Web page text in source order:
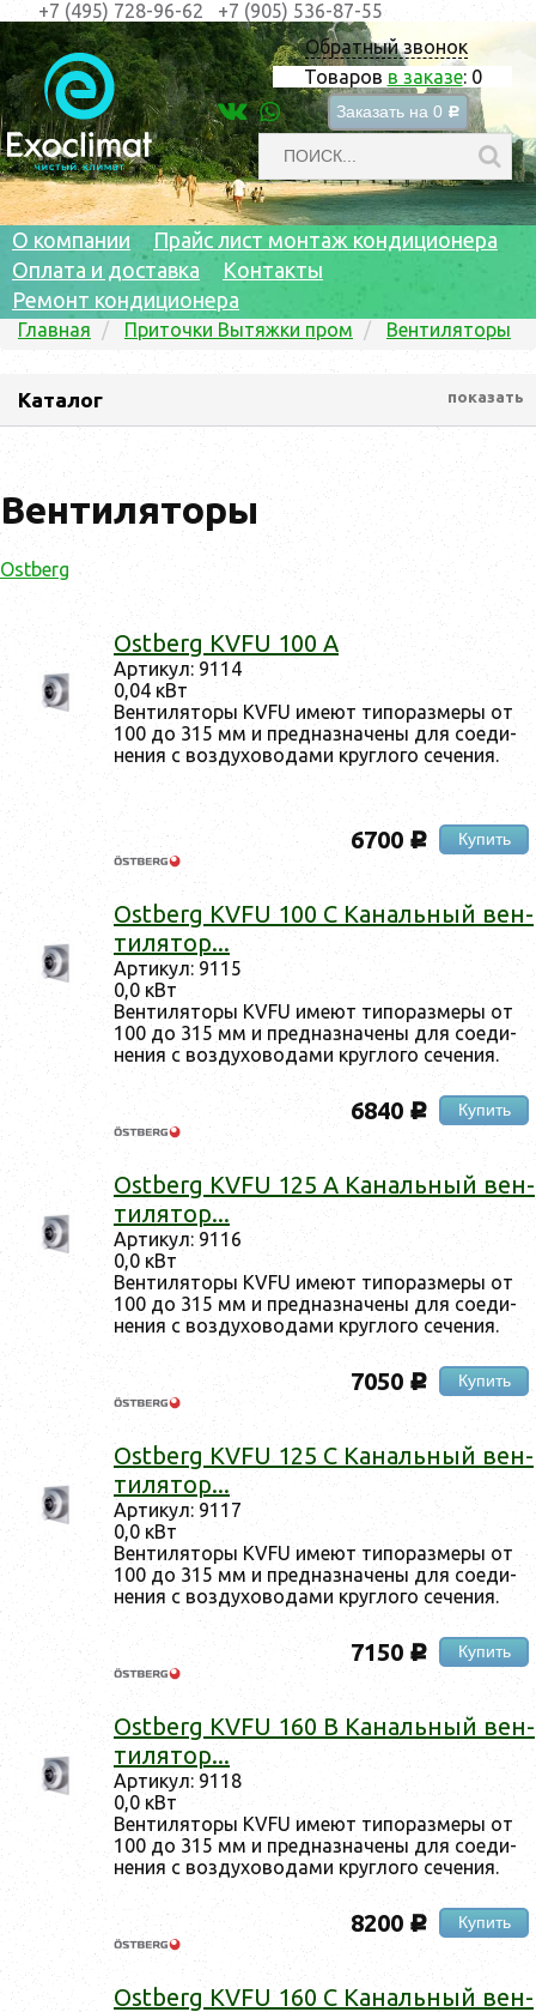
Обратный звонок
Товаров в заказе: 0
Заказать на 0 c
+7 (495) 728-96-62 +7 (905) 536-87-55
О компании
Прайс лист монтаж кондиционера
Оплата и доставка
Контакты
Ремонт кондиционера
Главная Приточки Вытяжки пром Вентиляторы
Каталог показать
Вентиляторы
Ostberg
Ostberg KVFU 100 A
Ар­ти­кул: 9114
0,04 кВт
Вен­ти­лято­ры KVFU име­ют ти­пораз­ме­ры от
100 до 315 мм и пред­назна­чены для со­еди­
нения с воз­ду­хово­дами круг­ло­го се­чения.
6700 c Купить
Ostberg KVFU 100 C Ка­наль­ный вен­
ти­лятор...
Ар­ти­кул: 9115
0,0 кВт
Вен­ти­ля­то­ры KVFU име­ют ти­по­раз­ме­ры от
100 до 315 мм и пред­наз­на­че­ны для со­еди­
не­ния с воз­ду­хо­во­да­ми круг­ло­го се­че­ния.
6840 c Купить
Ostberg KVFU 125 A Ка­наль­ный вен­
ти­лятор...
Ар­ти­кул: 9116
0,0 кВт
Вен­ти­ля­то­ры KVFU име­ют ти­по­раз­ме­ры от
100 до 315 мм и пред­наз­на­че­ны для со­еди­
не­ния с воз­ду­хо­во­да­ми круг­ло­го се­че­ния.
7050 c Купить
Ostberg KVFU 125 C Ка­наль­ный вен­
ти­лятор...
Ар­ти­кул: 9117
0,0 кВт
Вен­ти­ля­то­ры KVFU име­ют ти­по­раз­ме­ры от
100 до 315 мм и пред­наз­на­че­ны для со­еди­
не­ния с воз­ду­хо­во­да­ми круг­ло­го се­че­ния.
7150 c Купить
Ostberg KVFU 160 B Ка­наль­ный вен­
ти­лятор...
Ар­ти­кул: 9118
0,0 кВт
Вен­ти­лято­ры KVFU име­ют ти­пораз­ме­ры от
100 до 315 мм и пред­назна­чены для со­еди­
нения с воз­ду­хово­дами круг­ло­го се­чения.
8200 c Купить
Ostberg KVFU 160 C Ка­наль­ный вен­